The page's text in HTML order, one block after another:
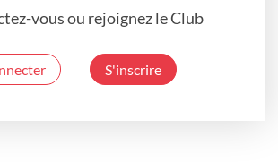
vous ou rejoignez le Club
S'inscrire